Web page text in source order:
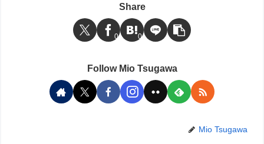
Share
0 0
Follow Mio Tsugawa
Mio Tsugawa